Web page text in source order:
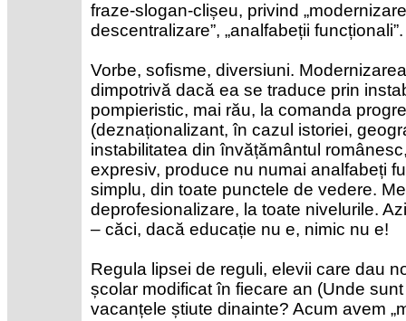
fraze-slogan-clișeu, privind
descentralizare”, „analfabeții funcționali”.
Vorbe, sofisme, diversiuni.
dimpotrivă dacă ea se traduce prin
pompieristic, mai rău, la comanda
(deznaționalizant, în cazul istoriei,
instabilitatea din învățământul
expresiv, produce nu numai analfabeți
simplu, din toate punctele de vedere.
deprofesionalizare, la toate nivelurile.
– căci, dacă educație nu e, nimic nu e!
Regula lipsei de reguli, elevii care dau
școlar modificat în fiecare an (Unde
vacanțele știute dinainte? Acum avem